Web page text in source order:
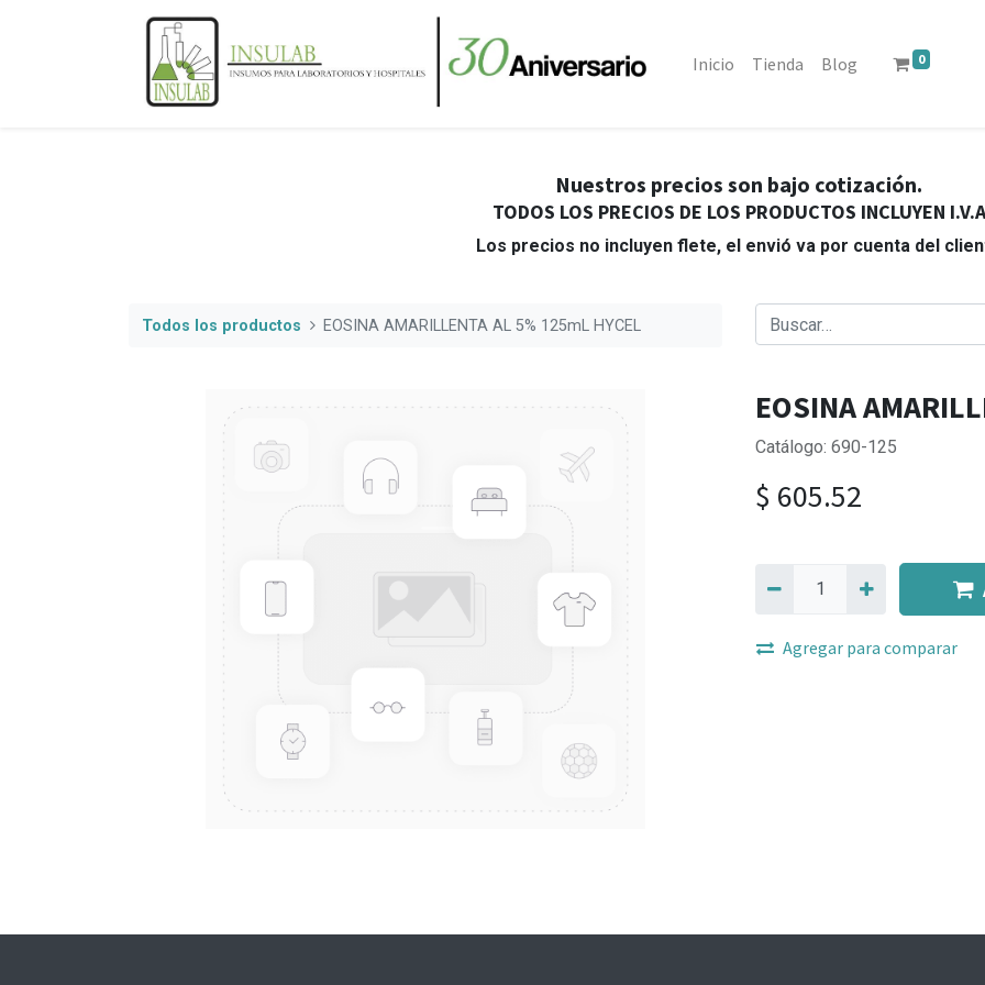
Inicio Tienda Blog 0
Nuestros precios son bajo cotización.
TODOS LOS PRECIOS DE LOS PRODUCTOS INCLUYEN I.V.A
Los precios no incluyen flete, el envió va por cuenta del
Todos los productos EOSINA AMARILLENTA AL 5% 125mL HYCEL
EOSINA
Catálogo: 690-125
$ 605.52
Agregar para comparar